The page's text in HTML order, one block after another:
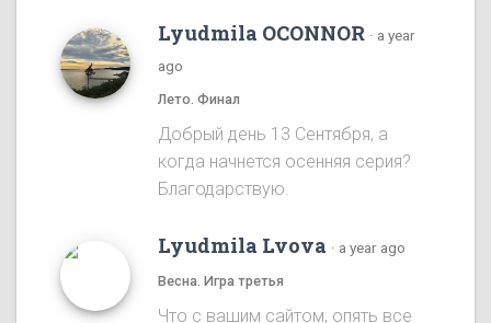
Lyudmila OCONNOR · a year
ago
Лето. Финал
Добрый день 13 Сентября, а
когда начнется осенняя серия?
Благодарствую.
Lyudmila Lvova · a year ago
Весна. Игра третья
Что с вашим сайтом, опять все